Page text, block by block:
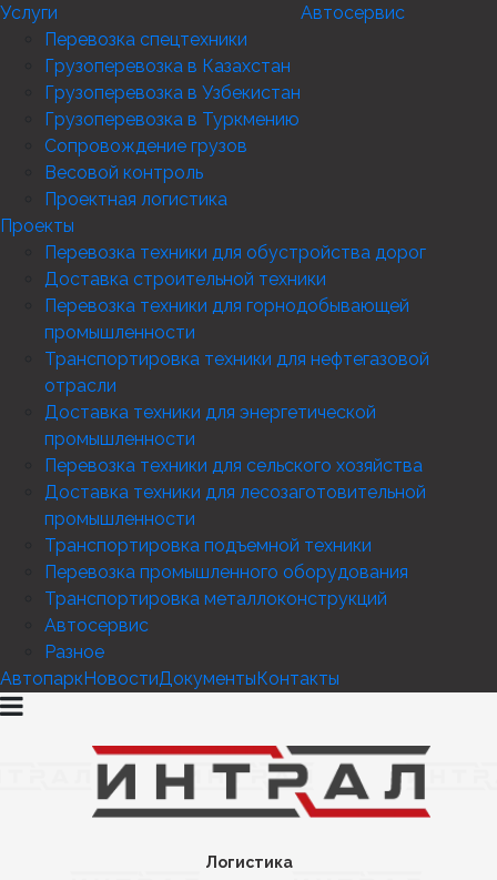
Услуги
Перевозка спецтехники
Грузоперевозка в Казахстан
Грузоперевозка в Узбекистан
Грузоперевозка в Туркмению
Сопровождение грузов
Весовой контроль
Проектная логистика
Автосервис
Проекты
Перевозка техники для обустройства дорог
Доставка строительной техники
Перевозка техники для горнодобывающей
промышленности
Транспортировка техники для нефтегазовой
отрасли
Доставка техники для энергетической
промышленности
Перевозка техники для сельского хозяйства
Доставка техники для лесозаготовительной
промышленности
Транспортировка подъемной техники
Перевозка промышленного оборудования
Транспортировка металлоконструкций
Автосервис
Разное
АвтопаркНовостиДокументыКонтакты
Логистика